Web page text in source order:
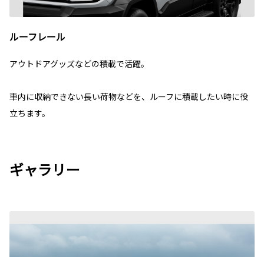
ルーフレール
アウトドアグッズなどの積載で活躍。
車内に収納できない長い荷物などを、ルーフに積載したい時に役
立ちます。
ギャラリー